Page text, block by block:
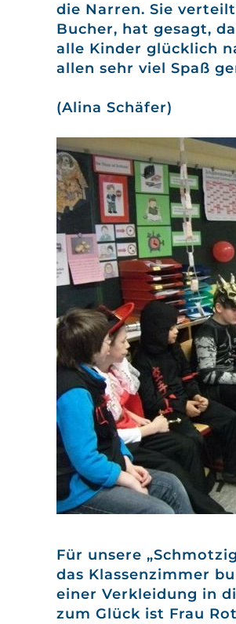
die Narren. Sie
Bucher, hat gesagt,
alle Kinder glücklich
allen sehr viel Spaß
(Alina Schäfer)
Für unsere
das Klassenzimmer
einer Verkleidung in
zum Glück ist Frau